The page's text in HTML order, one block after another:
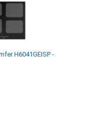
H6041GEISP - ინდუქცია